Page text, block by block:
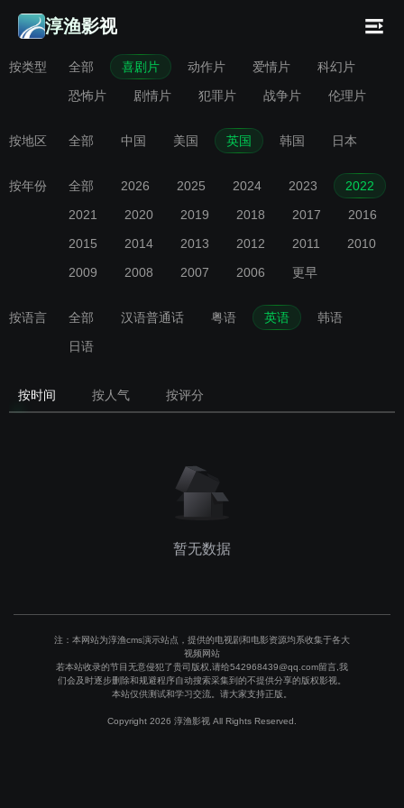
淳渔影视
按类型 全部 喜剧片 动作片 爱情片
科幻片
恐怖片
剧情片 犯罪片 战争片 伦理片
按地区 全部 中国 美国 英国 韩国 日本
按年份 全部 2026 2025 2024 2023
2022
2021
2020 2019 2018 2017
2016
2015
2014 2013 2012 2011
2010
2009
2008 2007 2006 更早
按语言 全部 汉语普通话 粤语 英语
韩语
日语
按时间 按人气 按评分
暂无数据
注：本网站为淳渔cms演示站点，提供的电视剧和电影资源均系收集于各大
视频网站
若本站收录的节目无意侵犯了贵司版权,请给542968439@qq.com留言,我
们会及时逐步删除和规避程序自动搜索采集到的不提供分享的版权影视。
本站仅供测试和学习交流。请大家支持正版。
Copyright 2026 淳渔影视 All Rights Reserved.